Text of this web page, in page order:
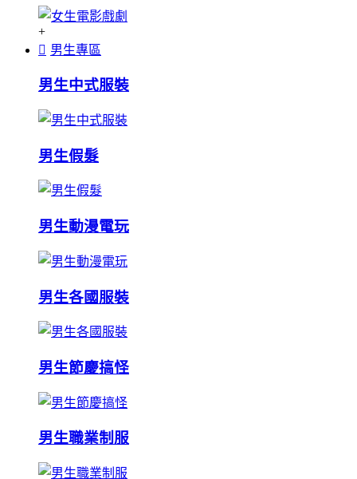
+
男生專區
男生中式服裝
男生假髮
男生動漫電玩
男生各國服裝
男生節慶搞怪
男生職業制服